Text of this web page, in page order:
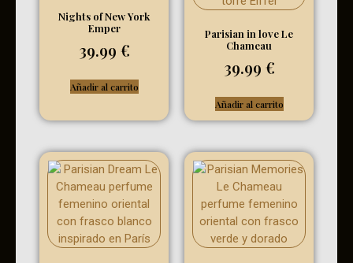
Nights of New York
Emper
39.99 €
Añadir al carrito
Parisian in love Le
Chameau
39.99 €
Añadir al carrito